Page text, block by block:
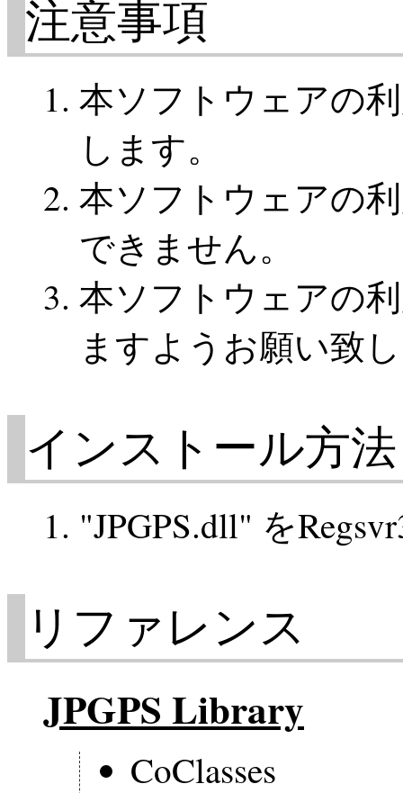
注意事項
本ソフトウェアの
します。
本ソフトウェアの
できません。
本ソフトウェアの
ますようお願い致
インストール方法
"JPGPS.dll" を
リファレンス
JPGPS Library
CoClasses